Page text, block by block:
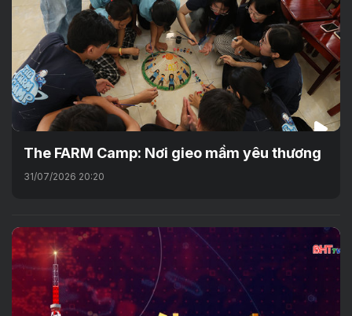
The FARM Camp: Nơi gieo mầm yêu thương
31/07/2026 20:20